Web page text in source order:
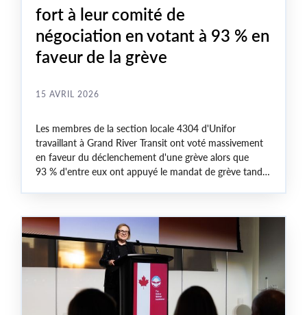
fort à leur comité de
négociation en votant à 93 % en
faveur de la grève
15 AVRIL 2026
Les membres de la section locale 4304 d'Unifor
travaillant à Grand River Transit ont voté massivement
en faveur du déclenchement d'une grève alors que
93 % d'entre eux ont appuyé le mandat de grève tandis